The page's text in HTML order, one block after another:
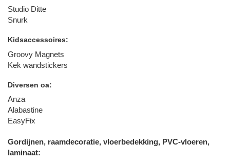
Studio Ditte
Snurk
Kidsaccessoires:
Groovy Magnets
Kek wandstickers
Diversen oa:
Anza
Alabastine
EasyFix
Gordijnen, raamdecoratie, vloerbedekking, PVC-vloeren,
laminaat: